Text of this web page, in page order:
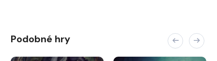
Podobné hry